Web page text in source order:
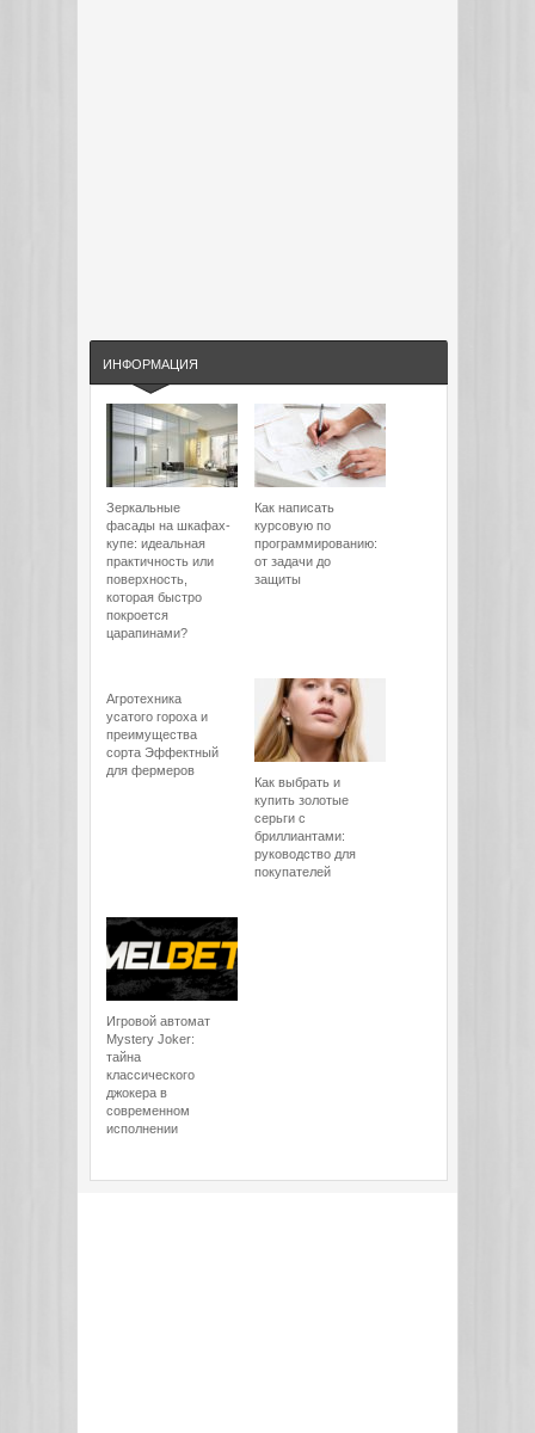
ИНФОРМАЦИЯ
Зеркальные
фасады на шкафах-
купе: идеальная
практичность или
поверхность,
которая быстро
покроется
царапинами?
Как написать
курсовую по
программированию:
от задачи до
защиты
Агротехника
усатого гороха и
преимущества
сорта Эффектный
для фермеров
Как выбрать и
купить золотые
серьги с
бриллиантами:
руководство для
покупателей
Игровой автомат
Mystery Joker:
тайна
классического
джокера в
современном
исполнении